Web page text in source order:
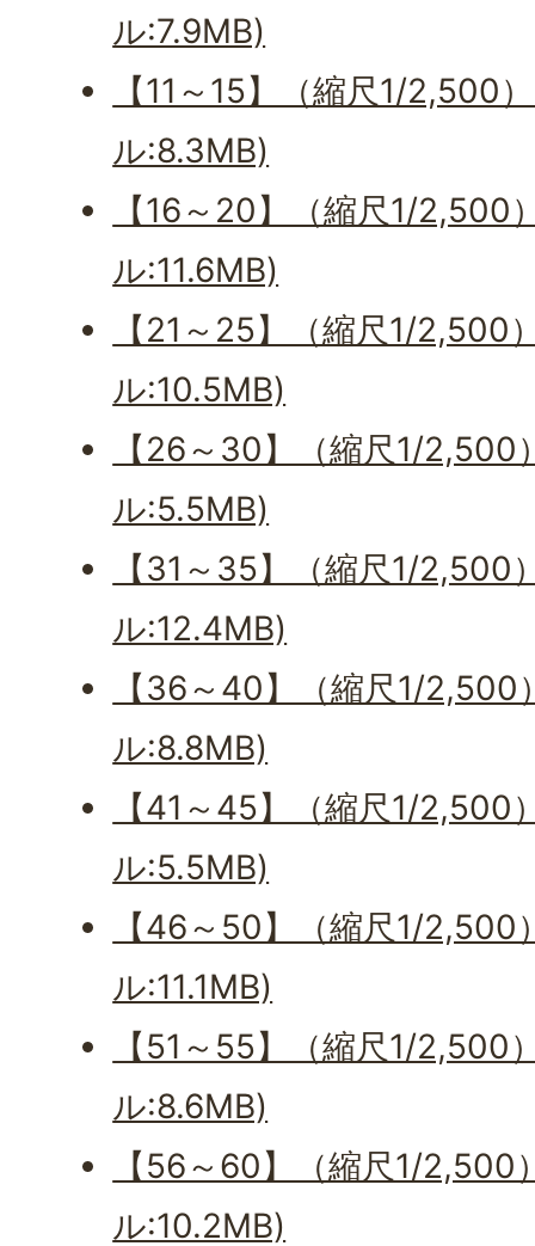
ル:7.9MB)
【11～15】（縮尺1/2,500
ル:8.3MB)
【16～20】（縮尺1/2,500
ル:11.6MB)
【21～25】（縮尺1/2,500
ル:10.5MB)
【26～30】（縮尺1/2,500
ル:5.5MB)
【31～35】（縮尺1/2,500
ル:12.4MB)
【36～40】（縮尺1/2,500
ル:8.8MB)
【41～45】（縮尺1/2,500
ル:5.5MB)
【46～50】（縮尺1/2,500
ル:11.1MB)
【51～55】（縮尺1/2,500
ル:8.6MB)
【56～60】（縮尺1/2,500
ル:10.2MB)